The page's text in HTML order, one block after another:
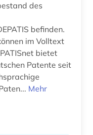
des
befinden.
im Volltext
Patente seit
Mehr